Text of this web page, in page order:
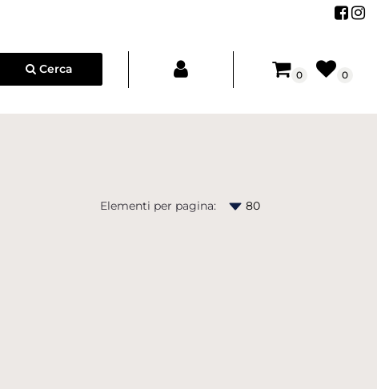
Cerca 0 0
Elementi per pagina: